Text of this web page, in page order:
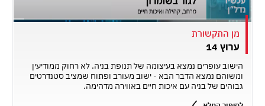
מן התקשורת
ערוץ 14
הישוב עופרים נמצא בעיצומה של תנופת בניה. לא רחוק ממודיעין
ומשוהם נמצא הדבר הבא - ישוב מעורב ופתוח שמציב סטנדרטים
גבוהים של בניה עם איכות חיים באווירה מדהימה.